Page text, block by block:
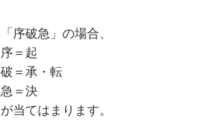
「序破急」の場合、
序＝起
破＝承・転
急＝決
が当てはまります。